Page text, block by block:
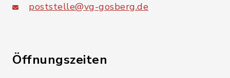
poststelle@vg-gosberg.de
Öffnungszeiten